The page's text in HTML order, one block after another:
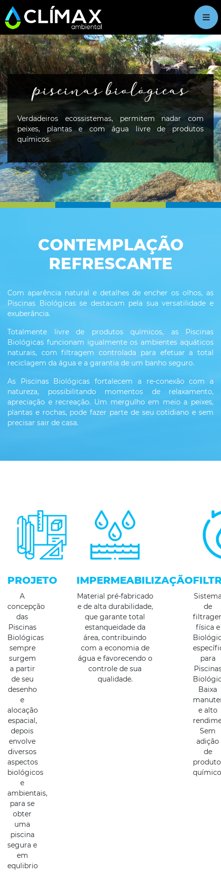
piscinas biológicas
Verdadeiros ecossistemas, permitem nadar com
peixes, plantas e com água livre de produtos
químicos.
CONTEMPLAÇÃO
REFRESCANTE
Com aparência natural e detalhes de encher os olhos, as
Piscinas Biológicas se destacam pela sua versatilidade e
exuberância.
Totalmente livre de produtos químicos, as Piscinas
Biológicas funcionam igualmente os ambientes aquáticos
naturais, com filtragem controlada para efetuar a total
reciclagem da água e a garantia de um banho seguro.
As Piscinas Biológicas fortalecem a re-conexão com a
natureza, possibilitando momentos de relaxamento,
apreciação e recreação. Um mergulho em meio a peixes,
plantas e rochas, pode fazer parte de seu cotidiano e sem
precisar sair de casa.
PROJETO
A
concepção
das
Piscinas
Biológicas
sempre
surgem
a partir
de seu
desenho
e
alocação
espacial,
depois
envolve
diversos
aspectos
biológicos
e
ambientais,
para se
obter
uma
piscina
segura e
em
equlibrio
IMPERMEABILIZAÇÃO
Material pré-fabricado
e de alta durabilidade,
que garante total
estanqueidade da
área, contribuindo
com a economia de
água e favorecendo o
controle de sua
qualidade.
de
física e
para
Baixa
e alto
Sem
adição
de